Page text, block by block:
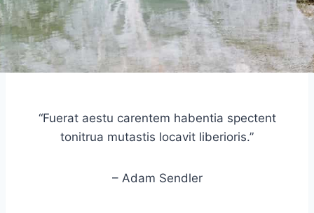
“Fuerat aestu carentem habentia spectent
tonitrua mutastis locavit liberioris.”
– Adam Sendler